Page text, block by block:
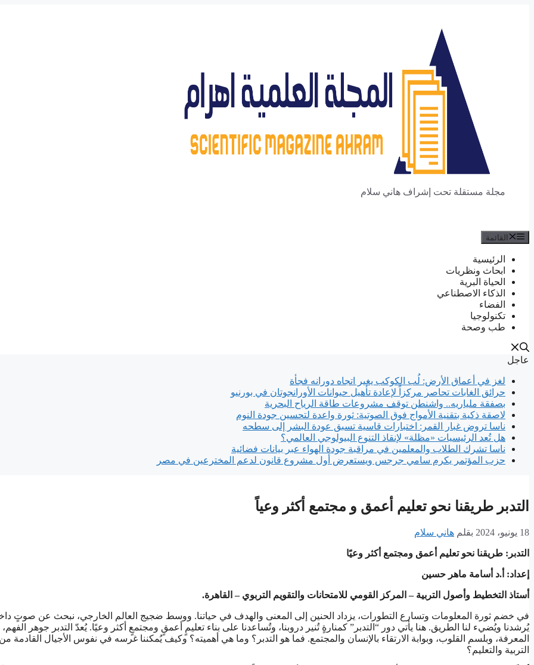
مجلة مستقلة تحت إشراف هاني سلام
القائمة
الرئيسية
ابحاث ونظريات
الحياة البرية
الذكاء الاصطناعي
الفضاء
تكنولوجيا
طب وصحة
عاجل
لغز في أعماق الأرض: لُب الكوكب يغير اتجاه دورانه فجأة
حرائق الغابات تحاصر مركزاً لإعادة تأهيل حيوانات الأورانجوتان في بورنيو
بصفقة ملياريه.. واشنطن توقف مشروعات طاقة الرياح البحرية
لاصقة ذكية بتقنية الأمواج فوق الصوتية: ثورة واعدة لتحسين جودة النوم
ناسا تروض غبار القمر: اختبارات قاسية تسبق عودة البشر إلى سطحه
هل تُعد الرئيسيات «مظلة» لإنقاذ التنوع البيولوجي العالمي؟
ناسا تشرك الطلاب والمعلمين في مراقبة جودة الهواء عبر بيانات فضائية
حزب المؤتمر يكرم سامي جرجس ويستعرض أول مشروع قانون لدعم المخترعين في مصر
التدبر طريقنا نحو تعليم أعمق و مجتمع أكثر وعياً
18 يونيو، 2024 بقلم هاني سلام
التدبر: طريقنا نحو تعليم أعمق ومجتمع أكثر وعيًا
إعداد: أ.د أسامة ماهر حسين
أستاذ التخطيط وأصول التربية – المركز القومي للامتحانات والتقويم التربوي – القاهرة.
في خضم ثورة المعلومات وتسارع التطورات، يزداد الحنين إلى المعنى والهدف في حياتنا. ووسط ضجيج العالم الخارجي، نبحث عن صوتٍ
يُرشدنا ويُضيء لنا الطريق. هنا يأتي دور “التدبر” كمنارةٍ تُنير دروبنا، وتُساعدنا على بناء تعليمٍ أعمقٍ ومجتمعٍ أكثر وعيًا. يُعدّ التدبر جوهر الفهم،
المعرفة، وبلسم القلوب، وبوابة الارتقاء بالإنسان والمجتمع. فما هو التدبر؟ وما هي أهميته؟ وكيف يُمكننا غرسه في نفوس الأجيال القادمة
التربية والتعليم؟